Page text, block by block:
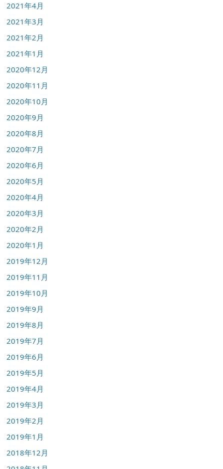
2021年4月
2021年3月
2021年2月
2021年1月
2020年12月
2020年11月
2020年10月
2020年9月
2020年8月
2020年7月
2020年6月
2020年5月
2020年4月
2020年3月
2020年2月
2020年1月
2019年12月
2019年11月
2019年10月
2019年9月
2019年8月
2019年7月
2019年6月
2019年5月
2019年4月
2019年3月
2019年2月
2019年1月
2018年12月